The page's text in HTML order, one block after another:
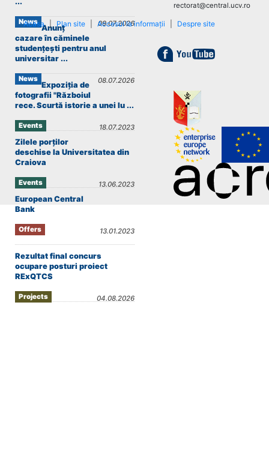
News 09.07.2026
Anunț
cazare în căminele
studențești pentru anul
universitar ...
News 08.07.2026
Expoziția de
fotografii "Războiul
rece. Scurtă istorie a unei lu ...
Events 18.07.2023
Zilele porților
deschise la Universitatea din
Craiova
Events 13.06.2023
European Central
Bank
Offers 13.01.2023
Rezultat final concurs
ocupare posturi proiect
RExQTCS
Projects 04.08.2026
rectorat@central.ucv.ro
Acasa Plan site Accesul la informații Despre site